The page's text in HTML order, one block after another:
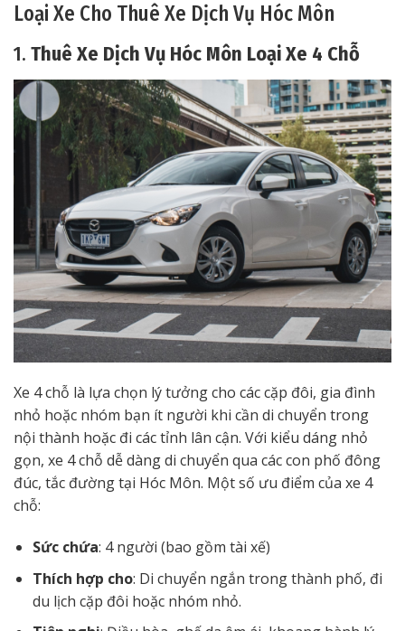
Loại Xe Cho Thuê Xe Dịch Vụ Hóc Môn
1. Thuê Xe Dịch Vụ Hóc Môn Loại Xe 4 Chỗ
Xe 4 chỗ là lựa chọn lý tưởng cho các cặp đôi, gia đình
nhỏ hoặc nhóm bạn ít người khi cần di chuyển trong
nội thành hoặc đi các tỉnh lân cận. Với kiểu dáng nhỏ
gọn, xe 4 chỗ dễ dàng di chuyển qua các con phố đông
đúc, tắc đường tại Hóc Môn. Một số ưu điểm của xe 4
chỗ:
Sức chứa: 4 người (bao gồm tài xế)
Thích hợp cho: Di chuyển ngắn trong thành phố, đi
du lịch cặp đôi hoặc nhóm nhỏ.